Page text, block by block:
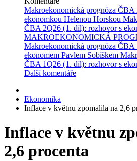
Makroekonomická prognóza
ekonomkou Helenou Horskou
ČBA 2Q26 (1. díl): rozhovor s
MAKROEKONOMICKÁ
Makroekonomická prognóza
ekonomem Pavlem Sobíškem
ČBA 1Q26 (1. díl): rozhovor s
Další komentáře
Ekonomika
Inflace v květnu zpomalila na 2,6
Inflace v květnu
2,6 procenta